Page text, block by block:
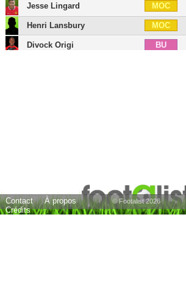
Jesse Lingard MOC
Henri Lansbury MOC
Divock Origi BU
Contact
À propos
Crédits
© Footalist 2026